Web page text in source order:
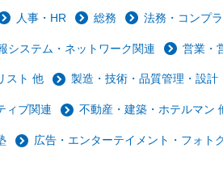
人事・HR 総務 法務・コンプ
システム・ネットワーク関連 営業・
スト 他 製造・技術・品質管理・設計
ィブ関連 不動産・建築・ホテルマン
広告・エンターテイメント・フォト